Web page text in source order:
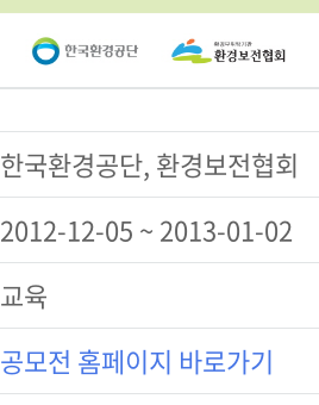
한국환경공단, 환경보전협회
2012-12-05 ~ 2013-01-02
교육
공모전 홈페이지 바로가기